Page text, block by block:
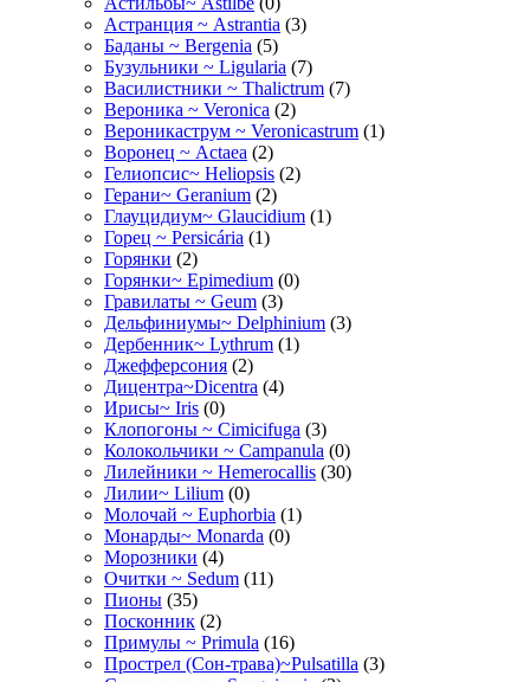
Астранция ~ Astrantia (3)
Баданы ~ Bergenia (5)
Бузульники ~ Ligularia (7)
Василистники ~ Thalictrum (7)
Вероника ~ Veronica (2)
Вероникаструм ~ Veronicastrum (1)
Воронец ~ Actaea (2)
Гелиопсис~ Heliopsis (2)
Герани~ Geranium (2)
Глауцидиум~ Glaucidium (1)
Горец ~ Persicária (1)
Горянки (2)
Горянки~ Epimedium (0)
Гравилаты ~ Geum (3)
Дельфиниумы~ Delphinium (3)
Дербенник~ Lythrum (1)
Джефферсония (2)
Дицентра~Dicentra (4)
Ирисы~ Iris (0)
Клопогоны ~ Cimicifuga (3)
Колокольчики ~ Campanula (0)
Лилейники ~ Hemerocallis (30)
Лилии~ Lilium (0)
Молочай ~ Euphorbia (1)
Монарды~ Monarda (0)
Морозники (4)
Очитки ~ Sedum (11)
Пионы (35)
Посконник (2)
Примулы ~ Primula (16)
Прострел (Сон-трава)~Pulsatilla (3)